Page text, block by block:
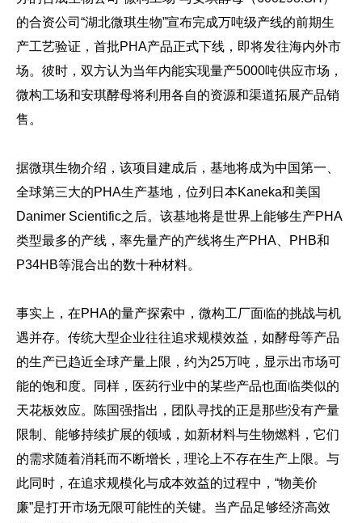
的合资公司“湖北微琪生物”宣布完成万吨级产线的前期生
产工艺验证，首批PHA产品正式下线，即将发往海内外市
场。彼时，双方认为当年内能实现量产5000吨供应市场，
微构工场和安琪酵母将利用各自的资源和渠道拓展产品销
售。
据微琪生物介绍，该项目建成后，基地将成为中国第一、
全球第三大的PHA生产基地，位列日本Kaneka和美国
Danimer Scientific之后。该基地将是世界上能够生产PHA
类型最多的产线，率先量产的产线将生产PHA、PHB和
P34HB等混合出的数十种材料。
事实上，在PHA的量产探索中，微构工厂面临的挑战与机
遇并存。传统大型企业往往追求规模效益，如酵母等产品
的生产已趋近全球产量上限，约为25万吨，显示出市场可
能的饱和度。同样，医药行业中的某些产品也面临类似的
天花板效应。陈国强指出，团队寻找的正是那些没有产量
限制、能够持续扩展的领域，如新材料与生物燃料，它们
的需求随着消耗而不断增长，理论上不存在生产上限。与
此同时，在追求规模化与成本效益的过程中，“物美价
廉”是打开市场无限可能性的关键。当产品足够经济高效